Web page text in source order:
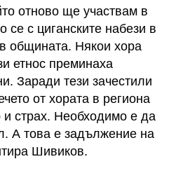
отново ще участвам в
се с циганските набези в
общината. Някои хора
етнос преминаха
Заради тези зачестили
от хората в региона
и страх. Необходимо е да
А това е задължение на
Шивиков.